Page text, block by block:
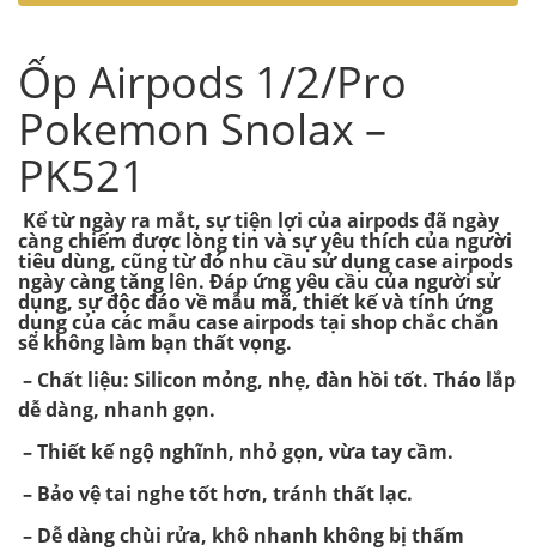
Ốp Airpods 1/2/Pro
Pokemon Snolax –
PK521
Kể từ ngày ra mắt, sự tiện lợi của airpods đã ngày
càng chiếm được lòng tin và sự yêu thích của người
tiêu dùng, cũng từ đó nhu cầu sử dụng case airpods
ngày càng tăng lên. Đáp ứng yêu cầu của người sử
dụng, sự độc đáo về mẫu mã, thiết kế và tính ứng
dụng của các mẫu case airpods tại shop chắc chắn
sẽ không làm bạn thất vọng.
– Chất liệu: Silicon mỏng, nhẹ, đàn hồi tốt. Tháo lắp
dễ dàng, nhanh gọn.
– Thiết kế ngộ nghĩnh, nhỏ gọn, vừa tay cầm.
– Bảo vệ tai nghe tốt hơn, tránh thất lạc.
– Dễ dàng chùi rửa, khô nhanh không bị thấm